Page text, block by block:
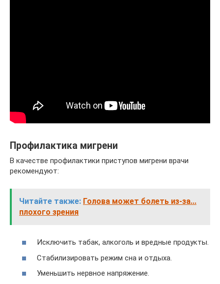
Профилактика мигрени
В качестве профилактики приступов мигрени врачи
рекомендуют:
Читайте также: Голова может болеть из-за...
плохого зрения
Исключить табак, алкоголь и вредные продукты.
Стабилизировать режим сна и отдыха.
Уменьшить нервное напряжение.